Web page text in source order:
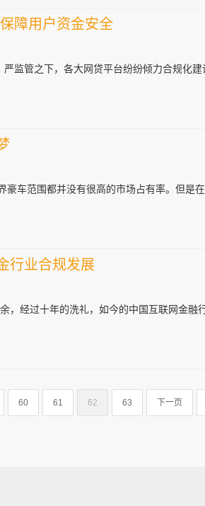
障用户资金安全
监管之下，各大网贷平台纷纷倾力合规化
车范围都并没有很高的市场占有率。但是
行业合规发展
，经过十年的洗礼，如今的中国互联网金融
60 61 62 63 下一页